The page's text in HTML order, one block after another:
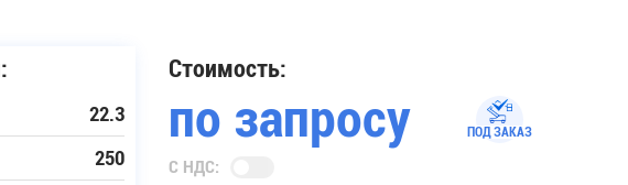
22.3
250
Стоимость:
по запросу ПОД ЗАКАЗ
С НДС: